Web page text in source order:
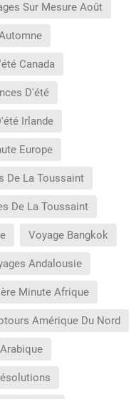
Sur Mesure Août
Canada
D'été
Irlande
Europe
De La Toussaint
De La Toussaint
Voyage Bangkok
Andalousie
Minute Afrique
Amérique Du Nord